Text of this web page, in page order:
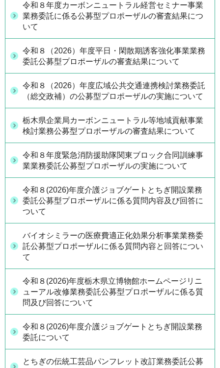
令和８年度カーボンニュートラル経営セミナー事業
業務委託に係る公募型プロポーザルの審査結果につ
いて
令和８（2026）年度平日・閑散期誘客強化事業業務
委託公募型プロポーザルの審査結果について
令和８（2026）年度広域公共交通連携検討業務委託
（総交政補）の公募型プロポーザルの実施について
栃木県企業局カーボンニュートラル等地域貢献事業
検討業務公募型プロポーザルの審査結果について
令和８年度緊急消防援助隊関東ブロック合同訓練事
業業務委託公募型プロポーザルの実施について
令和８(2026)年度介護ジョブゲートとちぎ開設業務
委託公募型プロポーザルに係る質問内容及び回答に
ついて
バイオシミラーの医療費適正化効果分析事業業務委
託公募型プロポーザルに係る質問内容と回答につい
て
令和８(2026)年度栃木県立博物館ホームページリニ
ューアル改修業務委託公募型プロポーザルに係る質
問及び回答について
令和８(2026)年度介護ジョブゲートとちぎ開設業務
委託について
とちぎの伝統工芸品パンフレット改訂業務委託公募